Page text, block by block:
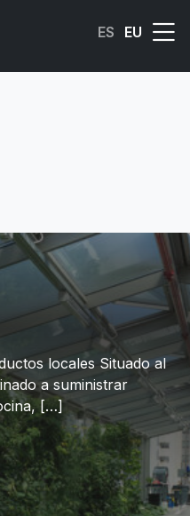
ES
EU
locales Situado al
a suministrar
[…]